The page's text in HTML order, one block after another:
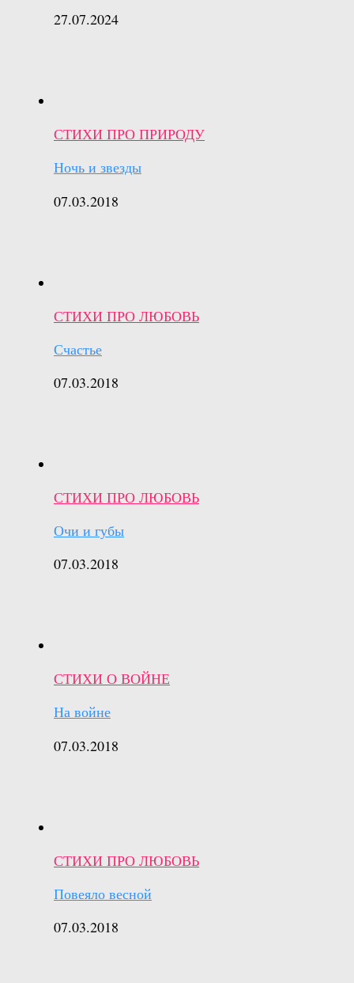
27.07.2024
СТИХИ ПРО ПРИРОДУ
Ночь и звезды
07.03.2018
СТИХИ ПРО ЛЮБОВЬ
Счастье
07.03.2018
СТИХИ ПРО ЛЮБОВЬ
Очи и губы
07.03.2018
СТИХИ О ВОЙНЕ
На войне
07.03.2018
СТИХИ ПРО ЛЮБОВЬ
Повеяло весной
07.03.2018